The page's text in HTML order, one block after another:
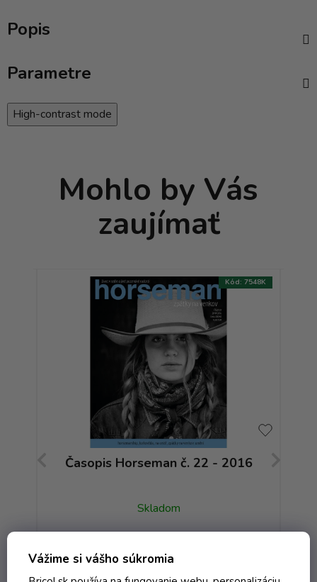
Vážime si vášho súkromia
Popis
Parametre
High-contrast mode
Mohlo by Vás
zaujímať
Časopis Horseman č. 22 - 2016
Skladom
7,61 €
Kód: 7548K